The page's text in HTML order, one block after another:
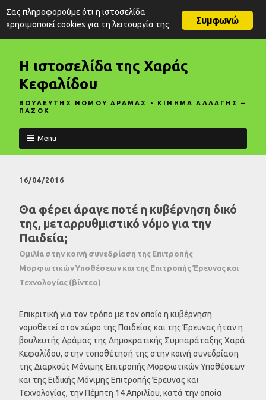
Η ιστοσελίδα της Χαράς
Κεφαλίδου
ΒΟΥΛΕΥΤΗΣ ΝΟΜΟΥ ΔΡΑΜΑΣ • ΚΙΝΗΜΑ ΑΛΛΑΓΗΣ –
ΠΑΣΟΚ
Menu
16/04/2016
Θα φέρει άραγε ποτέ η κυβέρνηση δικό
της, μεταρρυθμιστικό νόμο για την
Παιδεία;
Ομιλία στην κοινή συνεδρίαση της Επιτροπής
Μορφωτικών Υποθέσεων και της Επιτροπής Έρευνας και
Τεχνολογίας (βίντεο)
Επικριτική για τον τρόπο με τον οποίο η κυβέρνηση
νομοθετεί στον χώρο της Παιδείας και της Έρευνας ήταν η
βουλευτής Δράμας της Δημοκρατικής Συμπαράταξης Χαρά
Κεφαλίδου, στην τοποθέτησή της στην κοινή συνεδρίαση
της Διαρκούς Μόνιμης Επιτροπής Μορφωτικών Υποθέσεων
και της Ειδικής Μόνιμης Επιτροπής Έρευνας και
Τεχνολογίας, την Πέμπτη 14 Απριλίου, κατά την οποία
Συμφωνώ
Σας πληροφορούμε ότι η ιστοσελίδα
χρησιμοποιεί cookies για τη λειτουργία της